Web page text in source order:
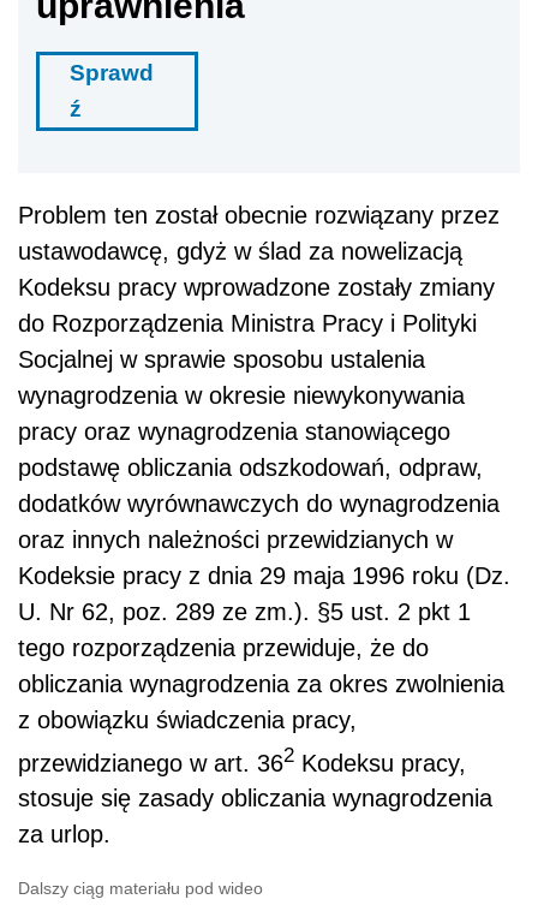
Sprawd
ź
Problem ten został obecnie rozwiązany przez
ustawodawcę, gdyż w ślad za nowelizacją
Kodeksu pracy wprowadzone zostały zmiany
do Rozporządzenia Ministra Pracy i Polityki
Socjalnej w sprawie sposobu ustalenia
wynagrodzenia w okresie niewykonywania
pracy oraz wynagrodzenia stanowiącego
podstawę obliczania odszkodowań, odpraw,
dodatków wyrównawczych do wynagrodzenia
oraz innych należności przewidzianych w
Kodeksie pracy z dnia 29 maja 1996 roku (Dz.
U. Nr 62, poz. 289 ze zm.). §5 ust. 2 pkt 1
tego rozporządzenia przewiduje, że do
obliczania wynagrodzenia za okres zwolnienia
z obowiązku świadczenia pracy,
przewidzianego w art. 362 Kodeksu pracy,
stosuje się zasady obliczania wynagrodzenia
za urlop.
Dalszy ciąg materiału pod wideo